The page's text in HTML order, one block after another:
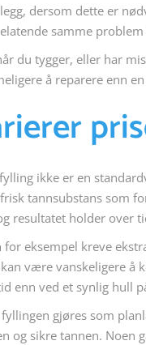
dersom dette er
samme
du tygger, eller har
å reparere enn
ikke er en
tannsubstans som
resultatet holder over
eksempel kreve
være vanskeligere
enn ved et synlig hull
gjøres som
og sikre tannen.